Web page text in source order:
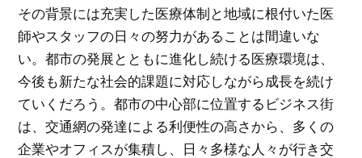
その背景には充実した医療体制と地域に根付いた医
師やスタッフの日々の努力があることは間違いな
い。都市の発展とともに進化し続ける医療環境は、
今後も新たな社会的課題に対応しながら成長を続け
ていくだろう。都市の中心部に位置するビジネス街
は、交通網の発達による利便性の高さから、多くの
企業やオフィスが集積し、日々多様な人々が行き交